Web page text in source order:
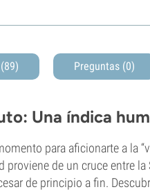
Preguntas (0)
Una índica
para aficionarte a la
proviene de un cruce entre
de principio a fin.